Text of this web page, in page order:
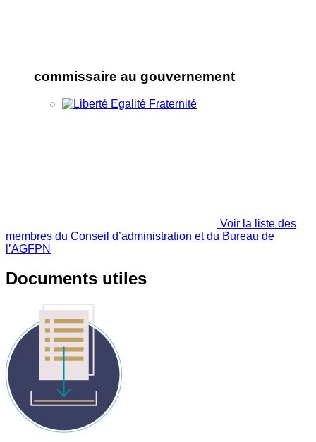
commissaire au gouvernement
Voir la liste des
membres du Conseil d’administration et du Bureau de
l’AGFPN
Documents utiles